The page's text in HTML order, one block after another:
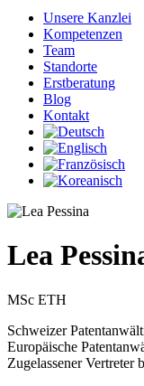
Unsere Kanzlei
Kompetenzen
Team
Standorte
Erstberatung
Blog
Kontakt
Lea
MSc ETH
Schweizer
Europäische
Zugelassener